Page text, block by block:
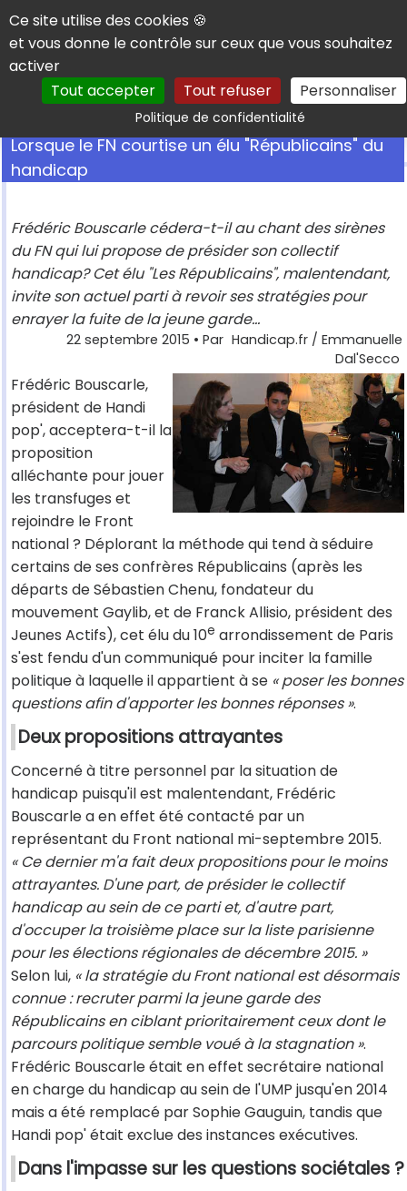
Panneau de gestion des cookies
Ce site utilise des cookies 🍪
et vous donne le contrôle sur ceux que vous souhaitez
activer
Tout accepter
Tout refuser Personnaliser
Politique de confidentialitéRechercher
Lorsque le FN courtise un élu "Républicains" du
handicap
Frédéric Bouscarle cédera-t-il au chant des sirènes
du FN qui lui propose de présider son collectif
handicap? Cet élu "Les Républicains", malentendant,
invite son actuel parti à revoir ses stratégies pour
enrayer la fuite de la jeune garde...
22 septembre 2015 • Par Handicap.fr / Emmanuelle
Dal'Secco
Frédéric Bouscarle,
président de Handi
pop', acceptera-t-il la
proposition
alléchante pour jouer
les transfuges et
rejoindre le Front
national ? Déplorant la méthode qui tend à séduire
certains de ses confrères Républicains (après les
départs de Sébastien Chenu, fondateur du
mouvement Gaylib, et de Franck Allisio, président des
Jeunes Actifs), cet élu du 10e arrondissement de Paris
s'est fendu d'un communiqué pour inciter la famille
politique à laquelle il appartient à se « poser les bonnes
questions afin d'apporter les bonnes réponses ».
Deux propositions attrayantes
Concerné à titre personnel par la situation de
handicap puisqu'il est malentendant, Frédéric
Bouscarle a en effet été contacté par un
représentant du Front national mi-septembre 2015.
« Ce dernier m'a fait deux propositions pour le moins
attrayantes. D'une part, de présider le collectif
handicap au sein de ce parti et, d'autre part,
d'occuper la troisième place sur la liste parisienne
pour les élections régionales de décembre 2015. »
Selon lui, « la stratégie du Front national est désormais
connue : recruter parmi la jeune garde des
Républicains en ciblant prioritairement ceux dont le
parcours politique semble voué à la stagnation ».
Frédéric Bouscarle était en effet secrétaire national
en charge du handicap au sein de l'UMP jusqu'en 2014
mais a été remplacé par Sophie Gauguin, tandis que
Handi pop' était exclue des instances exécutives.
Dans l'impasse sur les questions sociétales ?